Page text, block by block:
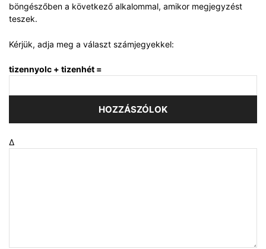
böngészőben a következő alkalommal, amikor megjegyzést
teszek.
Kérjük, adja meg a választ számjegyekkel:
tizennyolc + tizenhét =
Δ